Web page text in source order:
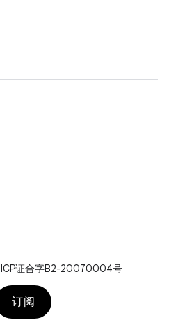
ICP证合字B2-20070004号
订阅